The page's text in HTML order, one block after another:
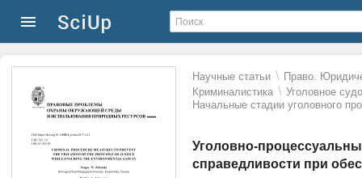
Научные статьи \ Право.
Криминалистика \ Уголовное
Начальные стадии уголовного
Уголовно-
справедливости при